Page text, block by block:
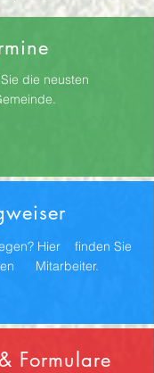
die neusten
der Gemeinde.
Hier finden Sie
Mitarbeiter.
Formulare